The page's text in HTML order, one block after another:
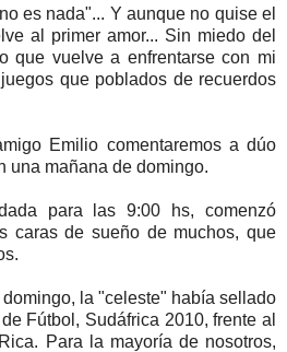
es nada"... Y aunque no quise el
al primer amor... Sin miedo del
que vuelve a enfrentarse con mi
que poblados de recuerdos
Emilio comentaremos a dúo
una mañana de domingo.
para las 9:00 hs, comenzó
caras de sueño de muchos, que
la "celeste" había sellado
Fútbol, Sudáfrica 2010, frente al
Para la mayoría de nosotros,